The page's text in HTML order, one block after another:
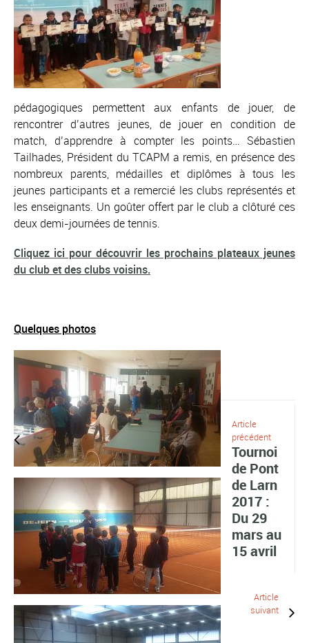
pédagogiques permettent aux enfants de jouer, de
rencontrer d’autres jeunes, de jouer en condition de
match, d’apprendre à compter les points… Sébastien
Tailhades, Président du TCAPM a remis, en présence des
nombreux parents, médailles et diplômes à tous les
jeunes participants et a remercié les clubs représentés et
les enseignants. Un goûter offert par le club a clôturé ces
deux demi-journées de tennis.
Cliquez ici pour découvrir les prochains plateaux jeunes
du club et des clubs voisins.
Quelques photos
Article
précédent
Tournoi
de Pont
de Larn
2017 :
Du 29
mars au
15 avril
Article
suivant